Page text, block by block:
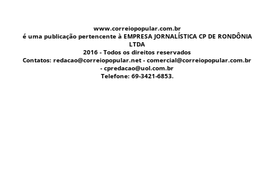
www.correiopopular.com.br
é uma publicação pertencente à EMPRESA JORNALÍSTICA CP DE RONDÔNIA
LTDA
2016 - Todos os direitos reservados
Contatos: redacao@correiopopular.net - comercial@correiopopular.com.br
- cpredacao@uol.com.br
Telefone: 69-3421-6853.